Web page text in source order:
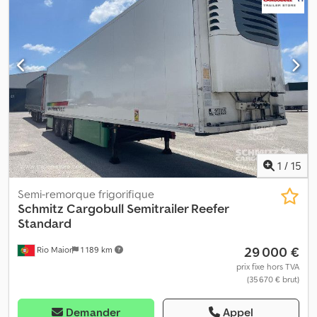
, Poids à vide : 9 499 kg, poids total autorisé en charge
(PTAC) : 35 000 kg, certificat DIN EN 12642 (code XL), espace de
chargement (L x l x h) : 13 410 mm x 2 490 mm x 2 700 mm, taille des
pneus : 385/55 R22,5, volume de l’espace de chargement : 90 m³,
1er essieu : , 2e essieu : , 3e essieu : , suspension pneumatique,
protection anti-encastrement, essieu relevable, porte-palettes,
système de freinage électronique EBS, support pour extincteur,
enregistreur de température, plancher double, compteur
kilométrique, prise de connexion 1 x 15 et 2 x 7 broches, système
anti-projection, jantes en alliage léger, système télématique.
Credjzp S Uvspfx Afief
1 / 15
Rio Maior 1 189 km
Semi-remorque frigorifique
Schmitz Cargobull Semitrailer Reefer
Standard
29 000 €
prix fixe hors TVA
(35 670 € brut)
Demander Appel